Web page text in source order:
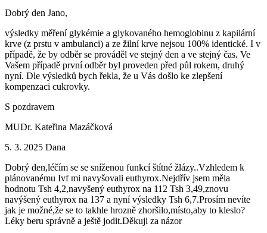
Dobrý den Jano,
výsledky měření glykémie a glykovaného hemoglobinu z kapilární
krve (z prstu v ambulanci) a ze žilní krve nejsou 100% identické. I v
případě, že by odběr se prováděl ve stejný den a ve stejný čas. Ve
Vašem případě první odběr byl proveden před půl rokem, druhý
nyní. Dle výsledků bych řekla, že u Vás došlo ke zlepšení
kompenzaci cukrovky.
S pozdravem
MUDr. Kateřina Mazáčková
5. 3. 2025 Dana
Dobrý den,léčím se se sníženou funkcí štítné žlázy..Vzhledem k
plánovanému Ivf mi navyšovali euthyrox.Nejdřív jsem měla
hodnotu Tsh 4,2,navyšený euthyrox na 112 Tsh 3,49,znovu
navýšený euthyrox na 137 a nyní výsledky Tsh 6,7.Prosím nevíte
jak je možné,že se to takhle hrozně zhoršilo,místo,aby to kleslo?
Léky beru správně a ještě jodit.Děkuji za názor